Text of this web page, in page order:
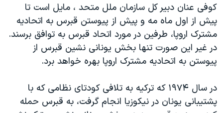
آرشیو پخش زنده
مجموعه مستندهای دادخواهی
تریبونال مردمی آبان ۹۸
دادگاه حمید نوری
چهل سال گروگان‌گیری
اعتراضات مردمی آبان ۹۸
کوفی عنان دبير کل سازمان ملل متحد ، مايل است تا
پيش از اول ماه مه و پيش از پيوستن قبرس به اتحاديه
مشترک اروپا، طرفين در مورد اتحاد قبرس به توافق برسند.
در غير اين صورت تنها بخش يونانی نشين قبرس از
پيوستن به اتحاديه مشترک اروپا بهره خواهد برد.
در سال ۱۹۷۴ که ترکيه به تلافی کودتای نظامی که با
پشتيبانی يونان در نيکوزيا انجام گرفت، به قبرس حمله